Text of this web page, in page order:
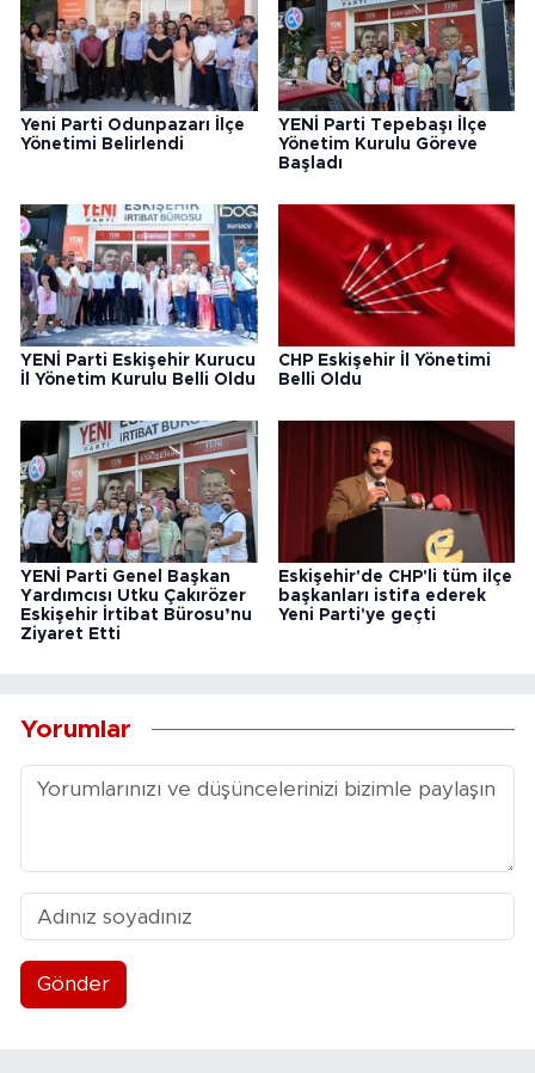
Yeni Parti Odunpazarı İlçe
Yönetimi Belirlendi
YENİ Parti Tepebaşı İlçe
Yönetim Kurulu Göreve
Başladı
YENİ Parti Eskişehir Kurucu
İl Yönetim Kurulu Belli Oldu
CHP Eskişehir İl Yönetimi
Belli Oldu
YENİ Parti Genel Başkan
Yardımcısı Utku Çakırözer
Eskişehir İrtibat Bürosu’nu
Ziyaret Etti
Eskişehir'de CHP'li tüm ilçe
başkanları istifa ederek
Yeni Parti'ye geçti
Yorumlar
Gönder